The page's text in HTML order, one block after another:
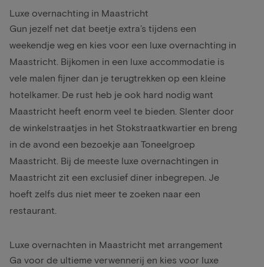
Luxe overnachting in Maastricht
Gun jezelf net dat beetje extra’s tijdens een
weekendje weg en kies voor een luxe overnachting in
Maastricht. Bijkomen in een luxe accommodatie is
vele malen fijner dan je terugtrekken op een kleine
hotelkamer. De rust heb je ook hard nodig want
Maastricht heeft enorm veel te bieden. Slenter door
de winkelstraatjes in het Stokstraatkwartier en breng
in de avond een bezoekje aan Toneelgroep
Maastricht. Bij de meeste luxe overnachtingen in
Maastricht zit een exclusief diner inbegrepen. Je
hoeft zelfs dus niet meer te zoeken naar een
restaurant.
Luxe overnachten in Maastricht met arrangement
Ga voor de ultieme verwennerij en kies voor luxe